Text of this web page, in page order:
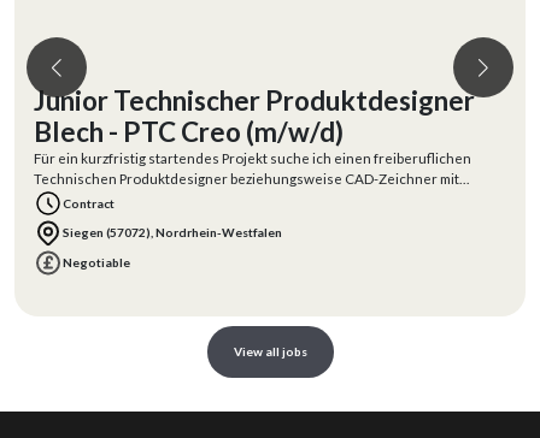
Junior Technischer Produktdesigner
Blech - PTC Creo (m/w/d)
Für ein kurzfristig startendes Projekt suche ich einen freiberuflichen
Technischen Produktdesigner beziehungsweise CAD-Zeichner mit
Erfahrung in der B
Contract
Siegen (57072), Nordrhein-Westfalen
Negotiable
View all jobs